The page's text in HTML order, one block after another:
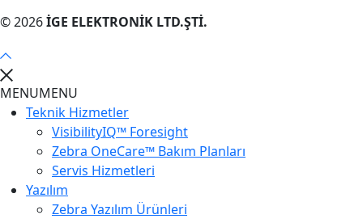
© 2026İGE ELEKTRONİK LTD.ŞTİ.
MENUMENU
Teknik Hizmetler
VisibilityIQ™ Foresight
Zebra OneCare™ Bakım Planları
Servis Hizmetleri
Yazılım
Zebra Yazılım Ürünleri